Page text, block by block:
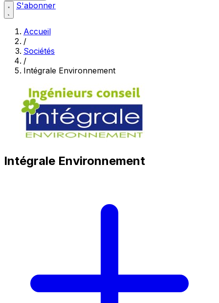
S'abonner
Accueil
/
Sociétés
/
Intégrale Environnement
Intégrale Environnement